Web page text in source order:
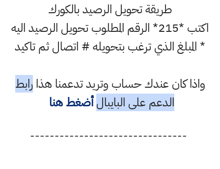
طريقة تحويل الرصيد بالكورك
اكتب *215* الرقم المطلوب تحويل الرصيد اليه
* المبلغ الذي ترغب بتحويله # اتصال ثم تاكيد
واذا كان عندك حساب وتريد تدعمنا هذارابط
الدعم على البايبال أضغط هنا
--------------------------------